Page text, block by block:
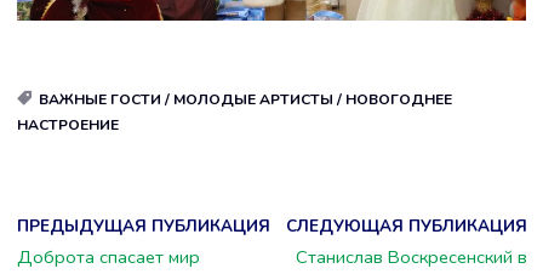
ВАЖНЫЕ ГОСТИ / МОЛОДЫЕ АРТИСТЫ / НОВОГОДНЕЕ
НАСТРОЕНИЕ
ПРЕДЫДУЩАЯ ПУБЛИКАЦИЯ
Доброта спасает мир
СЛЕДУЮЩАЯ ПУБЛИКАЦИЯ
Станислав Воскресенский в